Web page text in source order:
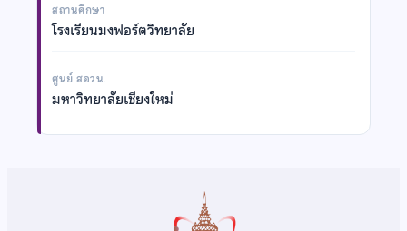
สถานศึกษา
โรงเรียนมงฟอร์ตวิทยาลัย
ศูนย์ สอวน.
มหาวิทยาลัยเชียงใหม่